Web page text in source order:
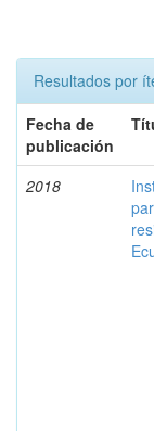
Resultados por
Fecha de
publicación
2018